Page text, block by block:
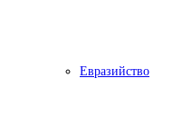
Евразийство